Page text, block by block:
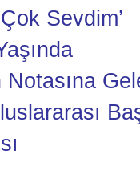
Sevdim’
Notasına